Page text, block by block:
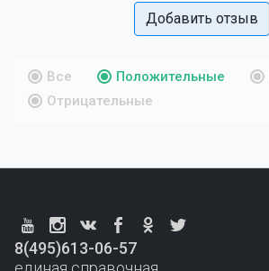
Добавить отзыв
Все Положительные
Отрицательные
8(495)613-06-57